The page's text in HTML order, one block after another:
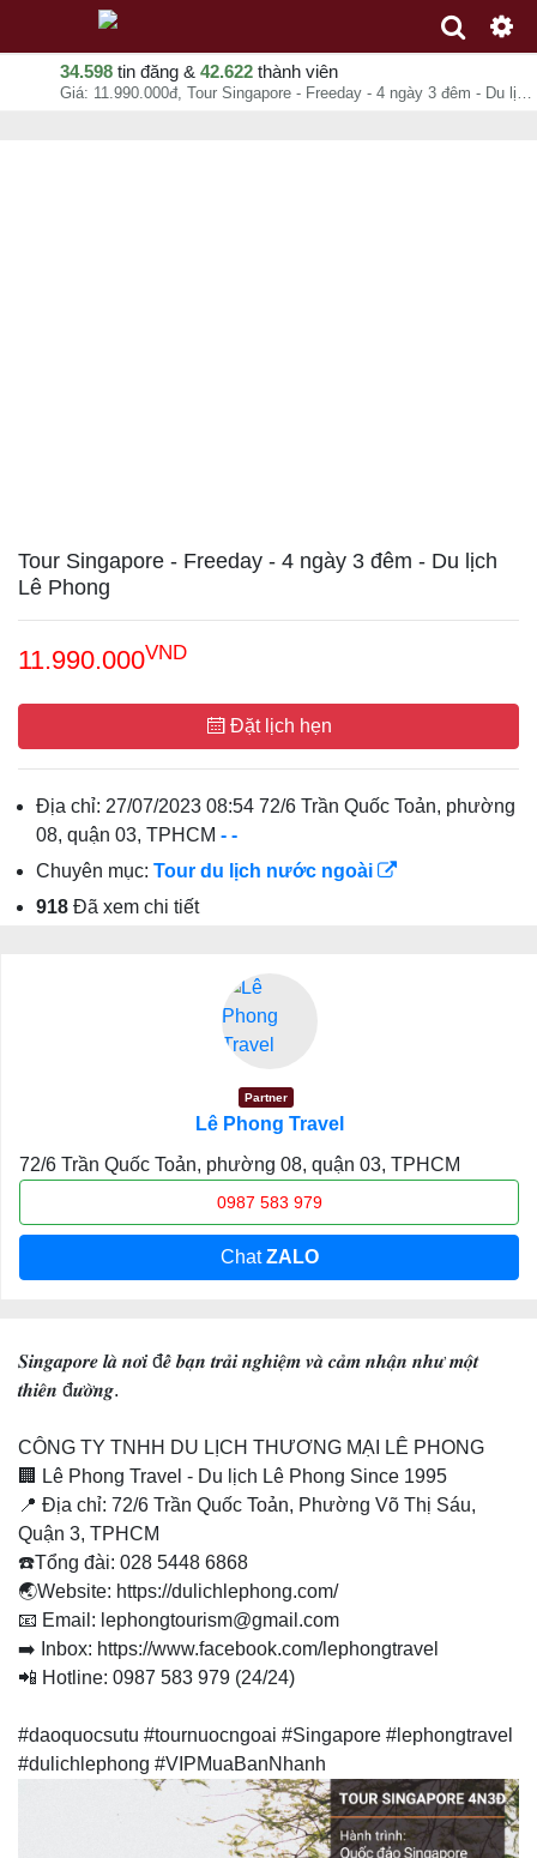
34.598 tin đăng & 42.622 thành viên
Giá: 11.990.000đ, Tour Singapore - Freeday - 4 ngày 3 đêm - Du lịch Lê Phong, Lê Phong Travel, chuyên mục Tour du lịch nước ngoài tại - - 07-08-2026 15:35:21
Tour Singapore - Freeday - 4 ngày 3 đêm - Du lịch
Lê Phong
11.990.000VND
Đặt lịch hẹn
Địa chỉ: 27/07/2023 08:54 72/6 Trần Quốc Toản, phường
08, quận 03, TPHCM - -
Chuyên mục: Tour du lịch nước ngoài
918 Đã xem chi tiết
Partner
Lê Phong Travel
72/6 Trần Quốc Toản, phường 08, quận 03, TPHCM
0987 583 979
ChatZALO
𝑺𝒊𝒏𝒈𝒂𝒑𝒐𝒓𝒆 𝒍𝒂̀ 𝒏𝒐̛𝒊 đ𝒆̂̉ 𝒃𝒂̣𝒏 𝒕𝒓𝒂̉𝒊 𝒏𝒈𝒉𝒊𝒆̣̂𝒎 𝒗𝒂̀ 𝒄𝒂̉𝒎 𝒏𝒉𝒂̣̂𝒏 𝒏𝒉𝒖̛ 𝒎𝒐̣̂𝒕
𝒕𝒉𝒊𝒆̂𝒏 đ𝒖̛𝒐̛̀𝒏𝒈.
CÔNG TY TNHH DU LỊCH THƯƠNG MẠI LÊ PHONG
🏢 Lê Phong Travel - Du lịch Lê Phong Since 1995
📍 Địa chỉ: 72/6 Trần Quốc Toản, Phường Võ Thị Sáu,
Quận 3, TPHCM
☎️Tổng đài: 028 5448 6868
🌏Website: https://dulichlephong.com/
📧 Email: lephongtourism@gmail.com
➡️ Inbox: https://www.facebook.com/lephongtravel
📲 Hotline: 0987 583 979 (24/24)
#daoquocsutu #tournuocngoai #Singapore #lephongtravel
#dulichlephong #VIPMuaBanNhanh